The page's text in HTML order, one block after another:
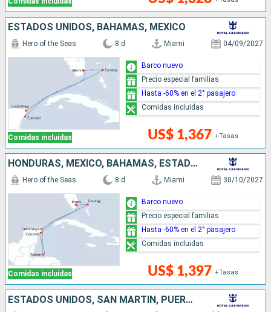
ESTADOS UNIDOS, BAHAMAS, MÉXICO
Comidas incluidas
Hero of the Seas 8 d Miami 04/09/2027
US$ 1,367 +Tasas
Barco nuevo
Precio especial familias
Hasta -60% en el 2° pasajero
Comidas incluidas
HONDURAS, MÉXICO, BAHAMAS, ESTADOS UNIDOS
Comidas incluidas
Hero of the Seas 8 d Miami 30/10/2027
US$ 1,397 +Tasas
Barco nuevo
Precio especial familias
Hasta -60% en el 2° pasajero
Comidas incluidas
ESTADOS UNIDOS, SAN MARTÍN, PUERTO RICO, BAHAMAS